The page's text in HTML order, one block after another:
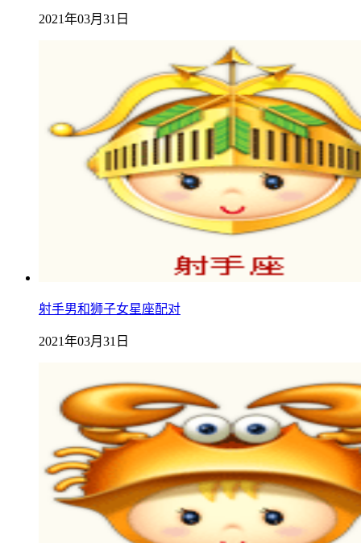
2021年03月31日
射手男和狮子女星座配对
2021年03月31日